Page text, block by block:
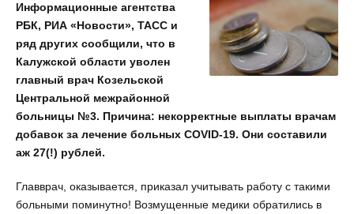
Информационные агентства
РБК, РИА «Новости», ТАСС и
ряд других сообщили, что в
Калужской области уволен
главный врач Козельской
Центральной межрайонной
больницы №3. Причина: некорректные выплаты врачам
добавок за лечение больных COVID-19. Они составили
аж 27(!) рублей.
Главврач, оказывается, приказал учитывать работу с такими
больными поминутно! Возмущенные медики обратились в